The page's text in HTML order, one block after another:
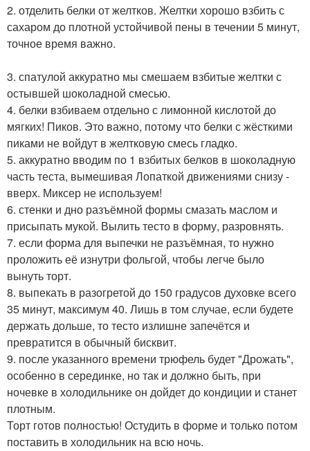
2. отделить белки от желтков. Желтки хорошо взбить с
сахаром до плотной устойчивой пены в течении 5 минут,
точное время важно.
3. спатулой аккуратно мы смешаем взбитые желтки с
остывшей шоколадной смесью.
4. белки взбиваем отдельно с лимонной кислотой до
мягких! Пиков. Это важно, потому что белки с жёсткими
пиками не войдут в желтковую смесь гладко.
5. аккуратно вводим по 1 взбитых белков в шоколадную
часть теста, вымешивая Лопаткой движениями снизу -
вверх. Миксер не используем!
6. стенки и дно разъёмной формы смазать маслом и
присыпать мукой. Вылить тесто в форму, разровнять.
7. если форма для выпечки не разъёмная, то нужно
проложить её изнутри фольгой, чтобы легче было
вынуть торт.
8. выпекать в разогретой до 150 градусов духовке всего
35 минут, максимум 40. Лишь в том случае, если будете
держать дольше, то тесто излишне запечётся и
превратится в обычный бисквит.
9. после указанного времени трюфель будет "Дрожать",
особенно в серединке, но так и должно быть, при
ночевке в холодильнике он дойдет до кондиции и станет
плотным.
Торт готов полностью! Остудить в форме и только потом
поставить в холодильник на всю ночь.